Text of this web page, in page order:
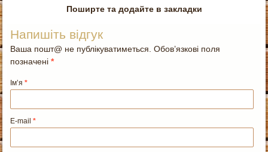
Поширте та додайте в закладки
Напишіть відгук
Ваша пошт@ не публікуватиметься. Обов’язкові поля
позначені*
Ім’я*
E-mail*